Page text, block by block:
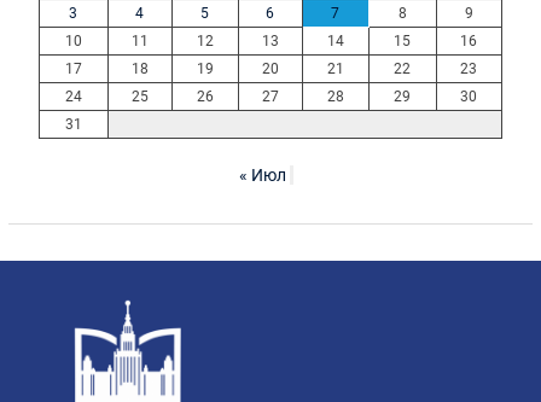
3
4 5 6 7 8
9
10
11 12 13 14 15
16
17
18 19 20 21 22
23
24
25 26 27 28 29
30
31
« Июл